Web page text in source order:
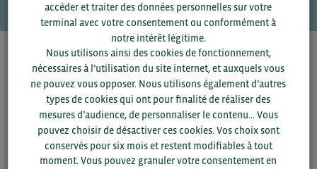
Pour voir les contacts, merci de renseigner votre
département et votre secteurou connectez-vous.
accéder et traiter des données personnelles sur votre
terminal avec votre consentement ou conformément à
notre intérêt légitime.
Nous utilisons ainsi des cookies de fonctionnement,
nécessaires à l’utilisation du site internet, et auxquels vous
ne pouvez vous opposer. Nous utilisons également d’autres
types de cookies qui ont pour finalité de réaliser des
mesures d’audience, de personnaliser le contenu... Vous
pouvez choisir de désactiver ces cookies. Vos choix sont
conservés pour six mois et restent modifiables à tout
moment. Vous pouvez granuler votre consentement en